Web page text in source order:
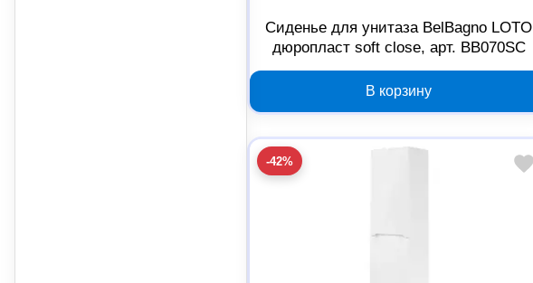
Сиденье для унитаза BelBagno LOTO
дюропласт soft close, арт. BB070SC
В корзину
-42%